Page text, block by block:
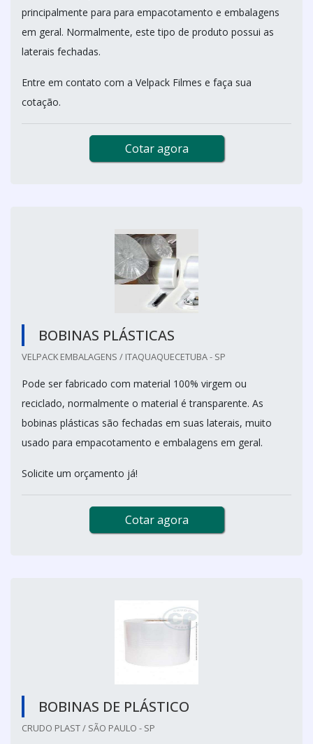
principalmente para para empacotamento e embalagens
em geral. Normalmente, este tipo de produto possui as
laterais fechadas.
Entre em contato com a Velpack Filmes e faça sua
cotação.
Cotar agora
BOBINAS PLÁSTICAS
VELPACK EMBALAGENS / ITAQUAQUECETUBA - SP
Pode ser fabricado com material 100% virgem ou
reciclado, normalmente o material é transparente. As
bobinas plásticas são fechadas em suas laterais, muito
usado para empacotamento e embalagens em geral.
Solicite um orçamento já!
Cotar agora
BOBINAS DE PLÁSTICO
CRUDO PLAST / SÃO PAULO - SP